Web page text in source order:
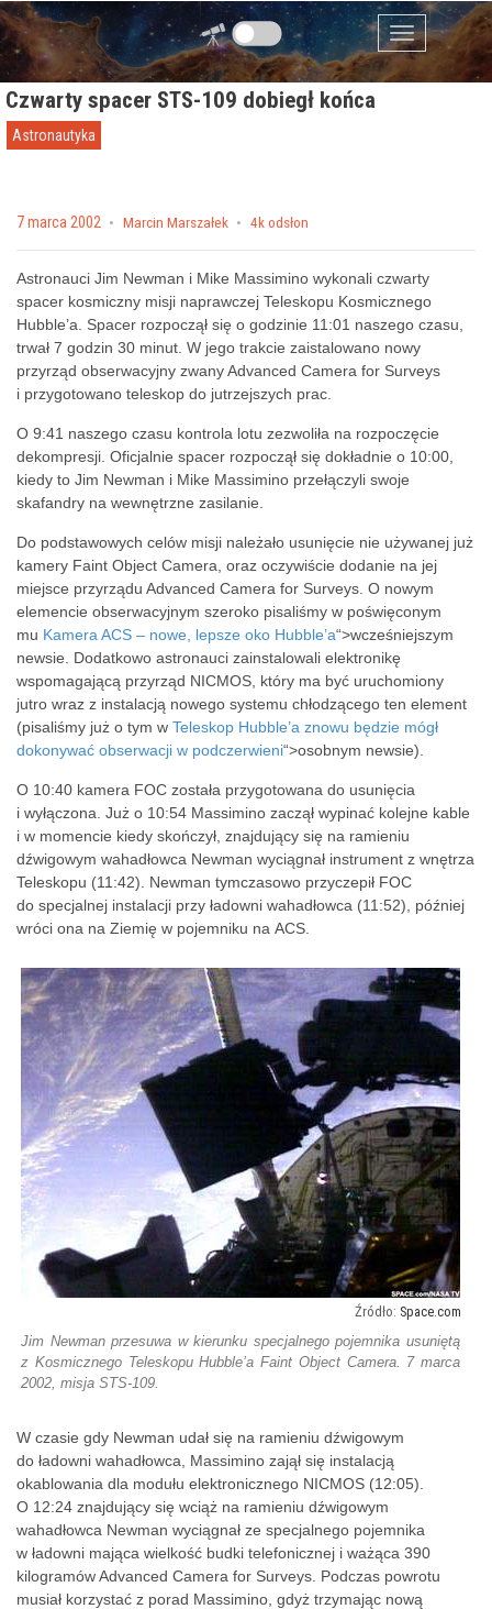
Przejdź do zawartości
Menu
Czwarty spacer STS-109 dobiegł końca
Astronautyka
Posted on
7 marca 2002 by Marcin Marszałek 4k odsłon
Astronauci Jim Newman i Mike Massimino wykonali czwarty
spacer kosmiczny misji naprawczej Teleskopu Kosmicznego
Hubble’a. Spacer rozpoczął się o godzinie 11:01 naszego czasu,
trwał 7 godzin 30 minut. W jego trakcie zaistalowano nowy
przyrząd obserwacyjny zwany Advanced Camera for Surveys
i przygotowano teleskop do jutrzejszych prac.
O 9:41 naszego czasu kontrola lotu zezwoliła na rozpoczęcie
dekompresji. Oficjalnie spacer rozpoczął się dokładnie o 10:00,
kiedy to Jim Newman i Mike Massimino przełączyli swoje
skafandry na wewnętrzne zasilanie.
Do podstawowych celów misji należało usunięcie nie używanej już
kamery Faint Object Camera, oraz oczywiście dodanie na jej
miejsce przyrządu Advanced Camera for Surveys. O nowym
elemencie obserwacyjnym szeroko pisaliśmy w poświęconym
mu Kamera ACS – nowe, lepsze oko Hubble’a“>wcześniejszym
newsie. Dodatkowo astronauci zainstalowali elektronikę
wspomagającą przyrząd NICMOS, który ma być uruchomiony
jutro wraz z instalacją nowego systemu chłodzącego ten element
(pisaliśmy już o tym w Teleskop Hubble’a znowu będzie mógł
dokonywać obserwacji w podczerwieni“>osobnym newsie).
O 10:40 kamera FOC została przygotowana do usunięcia
i wyłączona. Już o 10:54 Massimino zaczął wypinać kolejne kable
i w momencie kiedy skończył, znajdujący się na ramieniu
dźwigowym wahadłowca Newman wyciągnał instrument z wnętrza
Teleskopu (11:42). Newman tymczasowo przyczepił FOC
do specjalnej instalacji przy ładowni wahadłowca (11:52), później
wróci ona na Ziemię w pojemniku na ACS.
Space.com
Jim Newman przesuwa w kierunku specjalnego pojemnika usuniętą
z Kosmicznego Teleskopu Hubble’a Faint Object Camera. 7 marca
2002, misja STS-109.
W czasie gdy Newman udał się na ramieniu dźwigowym
do ładowni wahadłowca, Massimino zajął się instalacją
okablowania dla modułu elektronicznego NICMOS (12:05).
O 12:24 znajdujący się wciąż na ramieniu dźwigowym
wahadłowca Newman wyciągnał ze specjalnego pojemnika
w ładowni mająca wielkość budki telefonicznej i ważąca 390
kilogramów Advanced Camera for Surveys. Podczas powrotu
musiał korzystać z porad Massimino, gdyż trzymając nową